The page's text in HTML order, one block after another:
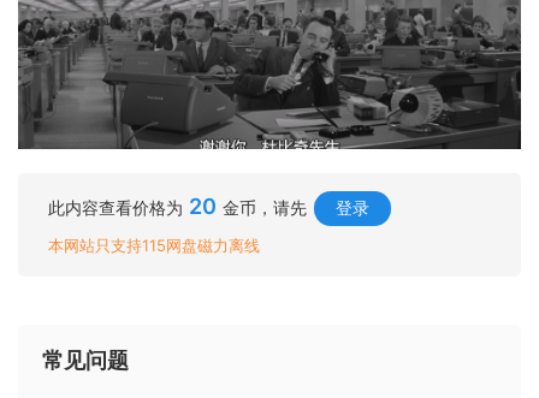
此内容查看价格为 20 金币，请先 登录
本网站只支持115网盘磁力离线
常见问题